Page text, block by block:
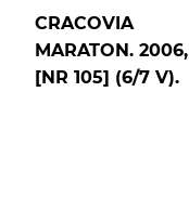
CRACOVIA
MARATON. 2006,
[NR 105] (6/7 V).